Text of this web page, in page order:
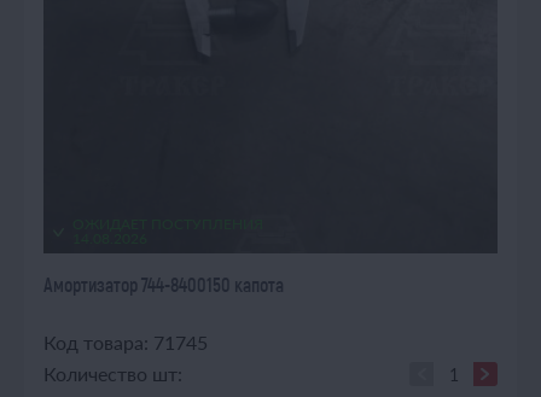
Амортизатор 744-8400150 капота
Код товара: 71745
Количество шт: